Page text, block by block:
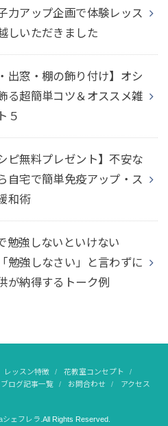
力アップ企画で体験レッス
しいただきました
出窓・棚の飾り付け】オシ
る超簡単コツ＆オススメ雑
５
ピ無料プレゼント】不安な
自宅で簡単免疫アップ・ス
和術
勉強しないといけない
勉強しなさい」と言わずに
が納得するトーク例
レッスン特徴
花教室コンセプト
ブログ記事一覧 お問合わせ アクセス
シェフレラ .All Rights Reserved.